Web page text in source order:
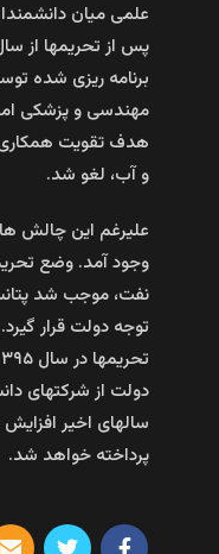
علمی میان
برنامه ریزی شده
هدف تقویت همکاری
و آب، لغو شد.
علیرغم این چالش
وجود آمد. وضع
نفت، موجب شد
توجه دولت قرار
دولت از شرکتهای
سالهای اخیر
پرداخته خواهد شد.